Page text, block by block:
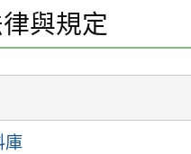
與規定
庫